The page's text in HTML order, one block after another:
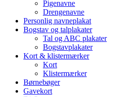
Pigenavne
Drengenavne
Personlig navneplakat
Bogstav og talplakater
Tal og ABC plakater
Bogstavplakater
Kort & klistermærker
Kort
Klistermærker
Børnebøger
Gavekort